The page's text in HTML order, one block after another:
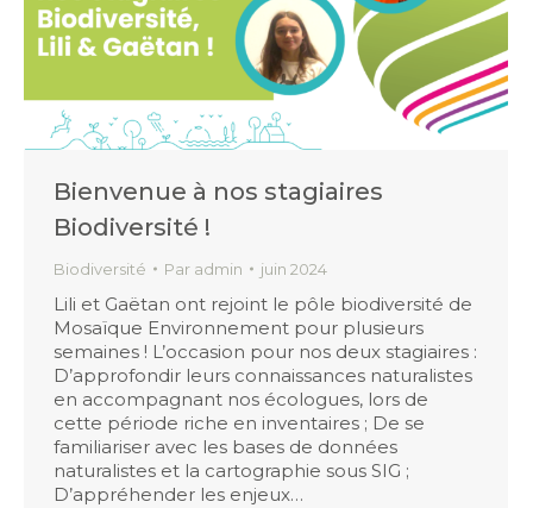
Bienvenue à nos stagiaires
Biodiversité !
Biodiversité Par admin juin 2024
Lili et Gaëtan ont rejoint le pôle biodiversité de
Mosaïque Environnement pour plusieurs
semaines ! L’occasion pour nos deux stagiaires :
D’approfondir leurs connaissances naturalistes
en accompagnant nos écologues, lors de
cette période riche en inventaires ; De se
familiariser avec les bases de données
naturalistes et la cartographie sous SIG ;
D’appréhender les enjeux…